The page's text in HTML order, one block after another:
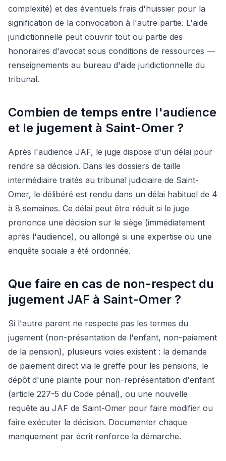
complexité) et des éventuels frais d'huissier pour la
signification de la convocation à l'autre partie. L'aide
juridictionnelle peut couvrir tout ou partie des
honoraires d'avocat sous conditions de ressources —
renseignements au bureau d'aide juridictionnelle du
tribunal.
Combien de temps entre l'audience
et le jugement à Saint-Omer ?
Après l'audience JAF, le juge dispose d'un délai pour
rendre sa décision. Dans les dossiers de taille
intermédiaire traités au tribunal judiciaire de Saint-
Omer, le délibéré est rendu dans un délai habituel de 4
à 8 semaines. Ce délai peut être réduit si le juge
prononce une décision sur le siège (immédiatement
après l'audience), ou allongé si une expertise ou une
enquête sociale a été ordonnée.
Que faire en cas de non-respect du
jugement JAF à Saint-Omer ?
Si l'autre parent ne respecte pas les termes du
jugement (non-présentation de l'enfant, non-paiement
de la pension), plusieurs voies existent : la demande
de paiement direct via le greffe pour les pensions, le
dépôt d'une plainte pour non-représentation d'enfant
(article 227-5 du Code pénal), ou une nouvelle
requête au JAF de Saint-Omer pour faire modifier ou
faire exécuter la décision. Documenter chaque
manquement par écrit renforce la démarche.